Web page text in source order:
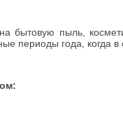
пыль,
периоды года, когда